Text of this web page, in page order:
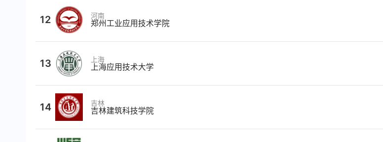
12 河南
郑州工业应用技术学院
13 上海
上海应用技术大学
14 吉林
吉林建筑科技学院